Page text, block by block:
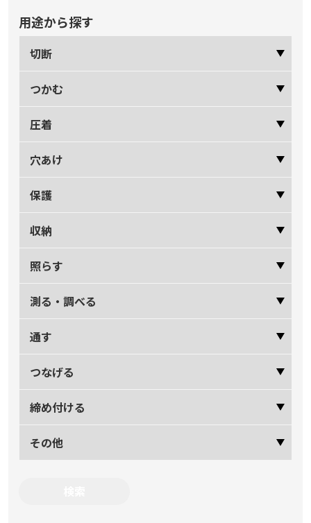
用途から探す
切断
つかむ
圧着
穴あけ
保護
収納
照らす
測る・調べる
通す
つなげる
締め付ける
その他